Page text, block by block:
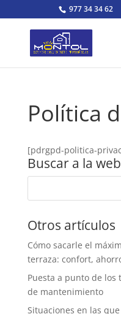
977 34 34 62
Política
[pdrgpd-politica-
Buscar a la web
Otros artículos
Cómo sacarle el
terraza: confort,
Puesta a punto de los
de mantenimiento
Situaciones en las